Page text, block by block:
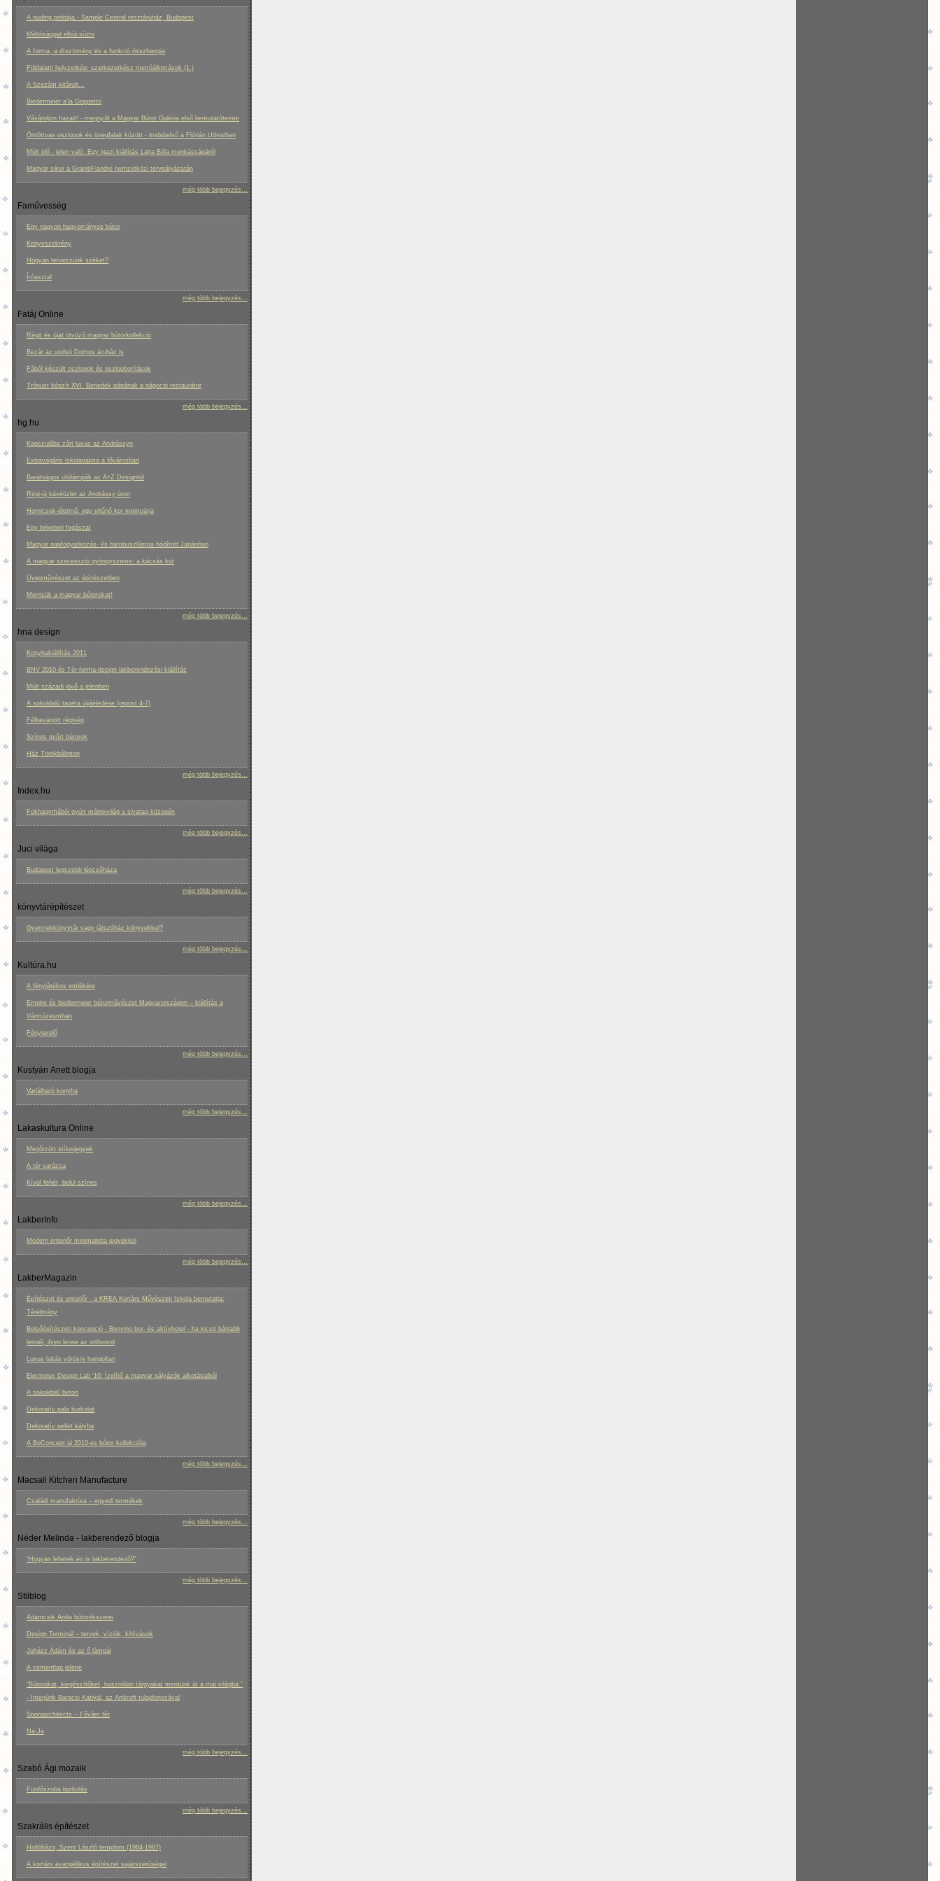
A puding próbája - Sample Central tesztáruház, Budapest
Méltósággal elbúcsúzni
A forma, a díszítmény és a funkció összhangja
Földalatti helyzetkép: szerkezetkész metróállomások (1.)
A Szezám kitárult...
Biedermeier a’la Geppetto
Vásároljon hazait! - megnyílt a Magyar Bútor Galéria első bemutatóterme
Öntöttvas oszlopok és üvegfalak között - irodabelső a Flórián Udvarban
Múlt idő - jelen való. Egy igazi kiállítás Lajta Béla munkásságáról
Magyar siker a GranitiFiandre nemzetközi tervpályázatán
még több bejegyzés...
Faművesség
Egy nagyon hagyományos bútor
Könyvszekrény
Hogyan tervezzünk széket?
Íróasztal
még több bejegyzés...
Fatáj Online
Régit és újat ötvöző magyar bútorkollekció
Bezár az utolsó Domus áruház is
Fából készült oszlopok és oszlopborítások
Trónust készít XVI. Benedek pápának a nágocsi restaurátor
még több bejegyzés...
hg.hu
Kapszulába zárt luxus az Andrássyn
Extravagáns iskolapalota a fővárosban
Barátságos ufólámpák az A+Z Designtól
Régi-új kávéüzlet az Andrássy úton
Hornicsek-életmű: egy eltűnő kor memoárja
Egy békebeli fogászat
Magyar napfogyatkozás- és bambuszlámpa hódított Japánban
A magyar szecesszió gyöngyszeme: a kácsás kút
Üvegművészet az építészetben
Mentsük a magyar bútorokat!
még több bejegyzés...
hna design
Konyhakiállítás 2011
BNV 2010 és Tér-forma-design lakberendezési kiállítás
Múlt századi jövő a jelenben
A sokoldalú tapéta újjáéledése (repost 4-7)
Félbevágott régiség
Színes gyűrt bútorok
Ház Törökbálinton
még több bejegyzés...
Index.hu
Fokhagymából gyúrt mátrixvilág a sivatag közepén
még több bejegyzés...
Juci világa
Budapest legszebb lépcsőháza
még több bejegyzés...
könyvtárépítészet
Gyermekkönyvtár vagy játszóház könyvekkel?
még több bejegyzés...
Kultúra.hu
A fényjátékos emlékére
Empire és biedermeier bútorművészet Magyarországon – kiállítás a
Vármúzeumban
Fényterelő
még több bejegyzés...
Kustyán Anett blogja
Variálható konyha
még több bejegyzés...
Lakaskultura Online
Megőrzött stílusjegyek
A tér varázsa
Kívül fehér, belül színes
még több bejegyzés...
LakberInfo
Modern enteriőr minimalista jegyekkel
még több bejegyzés...
LakberMagazin
Építészet és enteriőr - a KREA Kortárs Művészeti Iskola bemutatja:
Térélmény
Belsőépítészeti koncepció - Bonvino bor- és aktívhotel - ha kicsit bátrabb
lennél, ilyen lenne az otthonod
Luxus lakás vörösre hangoltan
Electrolux Design Lab ‘10: Ízelítő a magyar pályázók alkotásaiból
A sokoldalú beton
Dekoratív pala burkolat
Dekoratív pellet kályha
A BoConcept új 2010-es bútor kollekciója
még több bejegyzés...
Macsali Kitchen Manufacture
Családi manufaktúra – egyedi termékek
még több bejegyzés...
Néder Melinda - lakberendező blogja
“Hogyan lehetek én is lakberendező?”
még több bejegyzés...
Stilblog
Adamcsik Anita bútorékszerei
Design Terminál – tervek, víziók, kihívások
Juhász Ádám és az ő lámpái
A cementlap jelene
“Bútorokat, kiegészítőket, használati tárgyakat mentünk át a mai világba.”
- Interjúnk Baracsi Katival, az Artkraft tulajdonosával
Sporaarchitects – Fővám tér
Na-Ja
még több bejegyzés...
Szabó Ági mozaik
Fürdőszoba burkolás
még több bejegyzés...
Szakrális építészet
Hollóháza, Szent László templom (1964-1967)
A kortárs evangélikus építészet sajátszerűségei